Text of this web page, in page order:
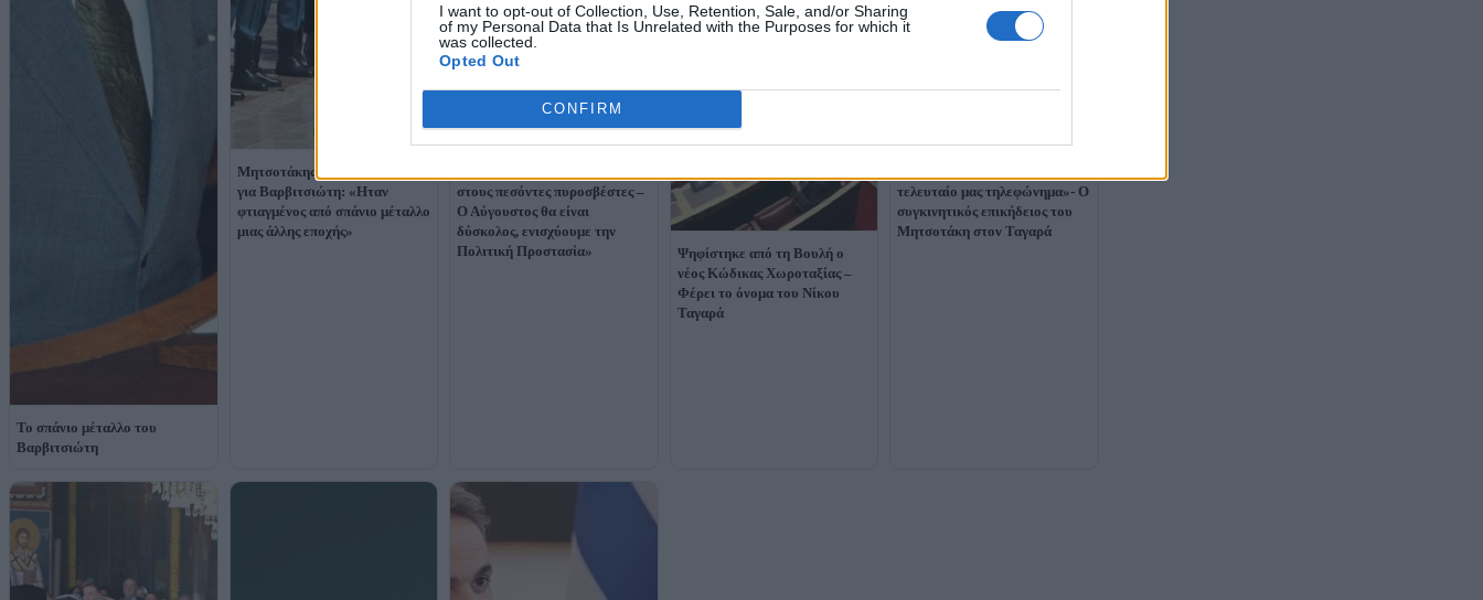
I want to opt-out of Collection, Use, Retention, Sale, and/or Sharing
of my Personal Data that Is Unrelated with the Purposes for which it
was collected.
Opted Out
CONFIRM
Το σπάνιο μέταλλο του
Βαρβιτσιώτη
Μητσοτάκης στον επικήδειο
για Βαρβιτσιώτη: «Ηταν
φτιαγμένος από σπάνιο μέταλλο
μιας άλλης εποχής»
στους πεσόντες πυροσβέστες –
Ο Αύγουστος θα είναι
δύσκολος, ενισχύουμε την
Πολιτική Προστασία»
Ψηφίστηκε από τη Βουλή ο
νέος Κώδικας Χωροταξίας –
Φέρει το όνομα του Νίκου
Ταγαρά
τελευταίο μας τηλεφώνημα»- Ο
συγκινητικός επικήδειος του
Μητσοτάκη στον Ταγαρά